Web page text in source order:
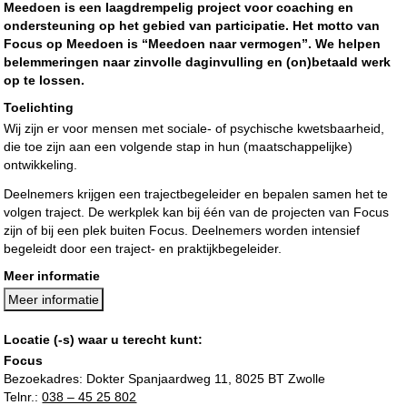
Meedoen is een laagdrempelig project voor coaching en
ondersteuning op het gebied van participatie. Het motto van
Focus op Meedoen is “Meedoen naar vermogen”. We helpen
belemmeringen naar zinvolle daginvulling en (on)betaald werk
op te lossen.
Toelichting
Wij zijn er voor mensen met sociale- of psychische kwetsbaarheid,
die toe zijn aan een volgende stap in hun (maatschappelijke)
ontwikkeling.
Deelnemers krijgen een trajectbegeleider en bepalen samen het te
volgen traject. De werkplek kan bij één van de projecten van Focus
zijn of bij een plek buiten Focus. Deelnemers worden intensief
begeleidt door een traject- en praktijkbegeleider.
Meer informatie
Meer informatie
Locatie (-s) waar u terecht kunt:
Focus
Bezoekadres: Dokter Spanjaardweg 11, 8025 BT Zwolle
Telnr.:038 – 45 25 802